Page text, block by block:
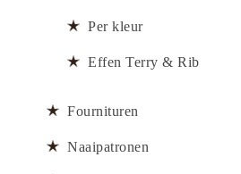
Per kleur
Effen Terry & Rib
Fournituren
Naaipatronen